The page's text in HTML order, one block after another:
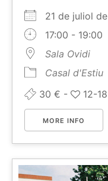
21 de juliol
17:00 - 19:00
Sala Ovidi
Casal d'Estiu
30 € -
12-
MORE INFO